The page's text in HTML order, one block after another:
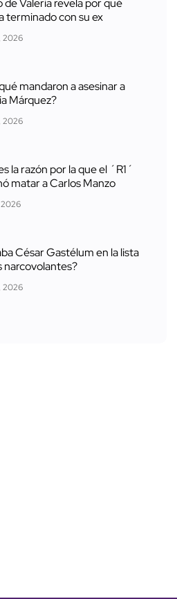
de Valeria revela por qué
terminado con su ex
2026
mandaron a asesinar a
Márquez?
2026
la razón por la que el ´R1´
matar a Carlos Manzo
2026
César Gastélum en la lista
narcovolantes?
2026